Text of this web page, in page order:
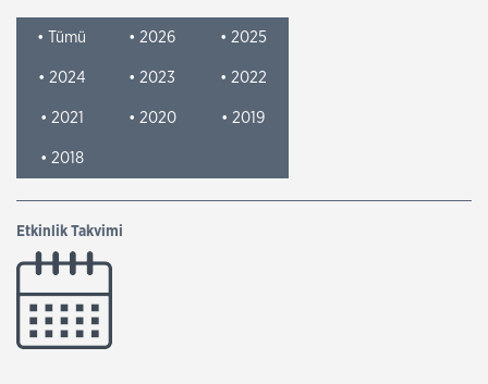
• Tümü • 2026 • 2025
• 2024 • 2023 • 2022
• 2021 • 2020 • 2019
• 2018
Etkinlik Takvimi